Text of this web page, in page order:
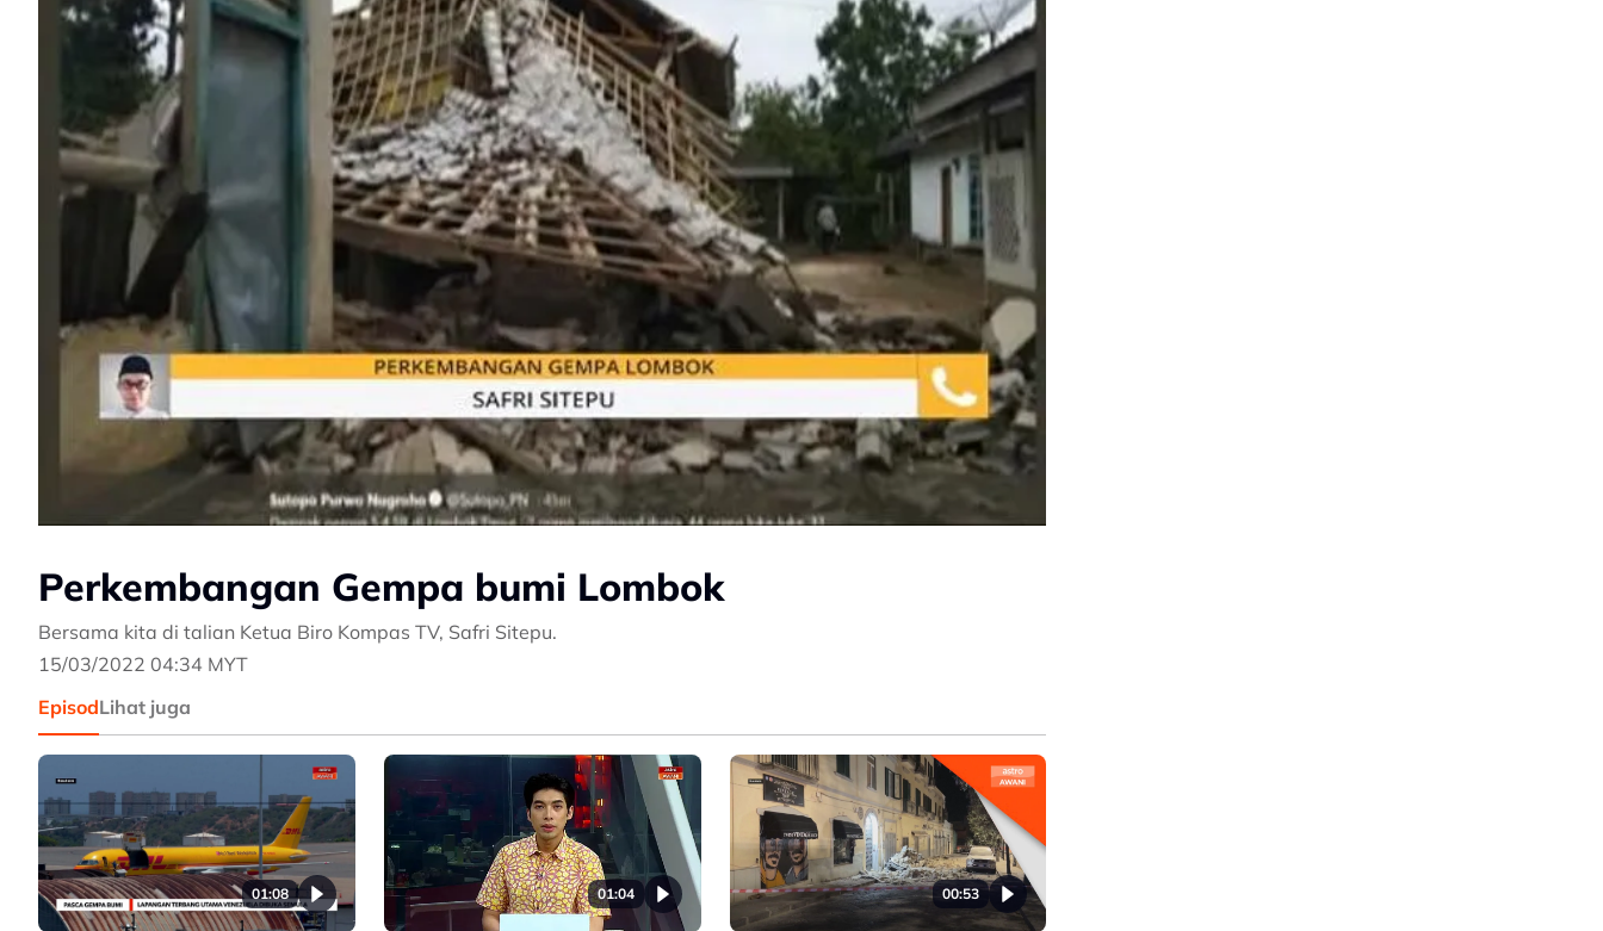
Perkembangan Gempa bumi Lombok
Bersama kita di talian Ketua Biro Kompas TV, Safri Sitepu.
15/03/2022 04:34 MYT
EpisodLihat juga
01:08 01:04 00:53